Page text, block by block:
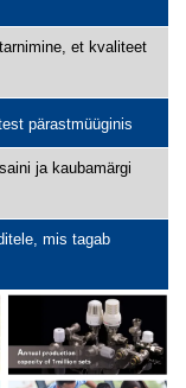
et kvaliteet
pärastmüüginis
ja kaubamärgi
mis tagab